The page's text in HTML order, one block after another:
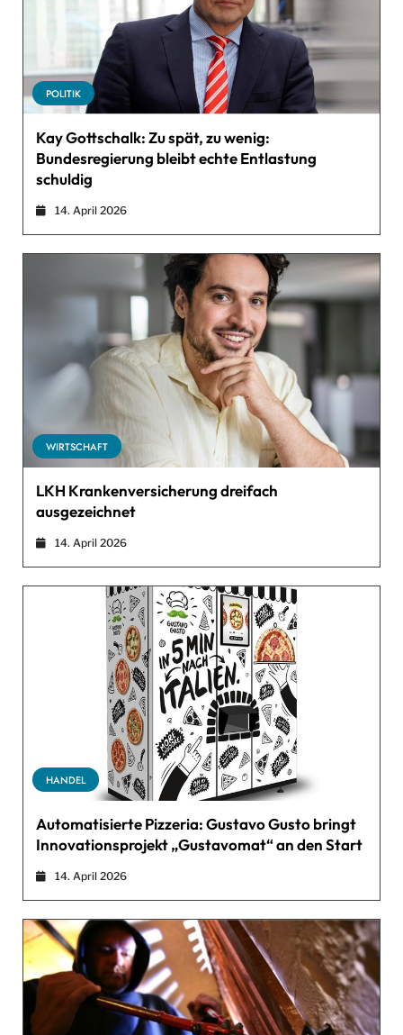
POLITIK
Kay Gottschalk: Zu spät, zu wenig:
Bundesregierung bleibt echte Entlastung
schuldig
14. April 2026
WIRTSCHAFT
LKH Krankenversicherung dreifach
ausgezeichnet
14. April 2026
HANDEL
Automatisierte Pizzeria: Gustavo Gusto bringt
Innovationsprojekt „Gustavomat“ an den Start
14. April 2026